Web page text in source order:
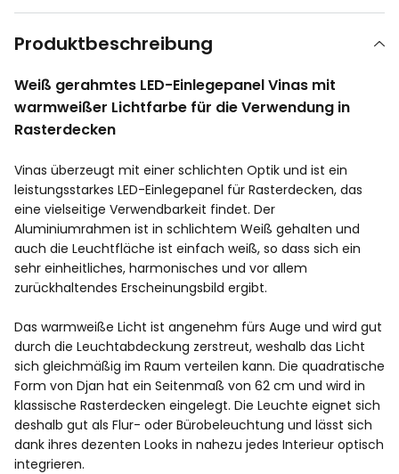
Produktbeschreibung
Weiß gerahmtes LED-Einlegepanel Vinas mit
warmweißer Lichtfarbe für die Verwendung in
Rasterdecken
Vinas überzeugt mit einer schlichten Optik und ist ein
leistungsstarkes LED-Einlegepanel für Rasterdecken, das
eine vielseitige Verwendbarkeit findet. Der
Aluminiumrahmen ist in schlichtem Weiß gehalten und
auch die Leuchtfläche ist einfach weiß, so dass sich ein
sehr einheitliches, harmonisches und vor allem
zurückhaltendes Erscheinungsbild ergibt.
Das warmweiße Licht ist angenehm fürs Auge und wird gut
durch die Leuchtabdeckung zerstreut, weshalb das Licht
sich gleichmäßig im Raum verteilen kann. Die quadratische
Form von Djan hat ein Seitenmaß von 62 cm und wird in
klassische Rasterdecken eingelegt. Die Leuchte eignet sich
deshalb gut als Flur- oder Bürobeleuchtung und lässt sich
dank ihres dezenten Looks in nahezu jedes Interieur optisch
integrieren.